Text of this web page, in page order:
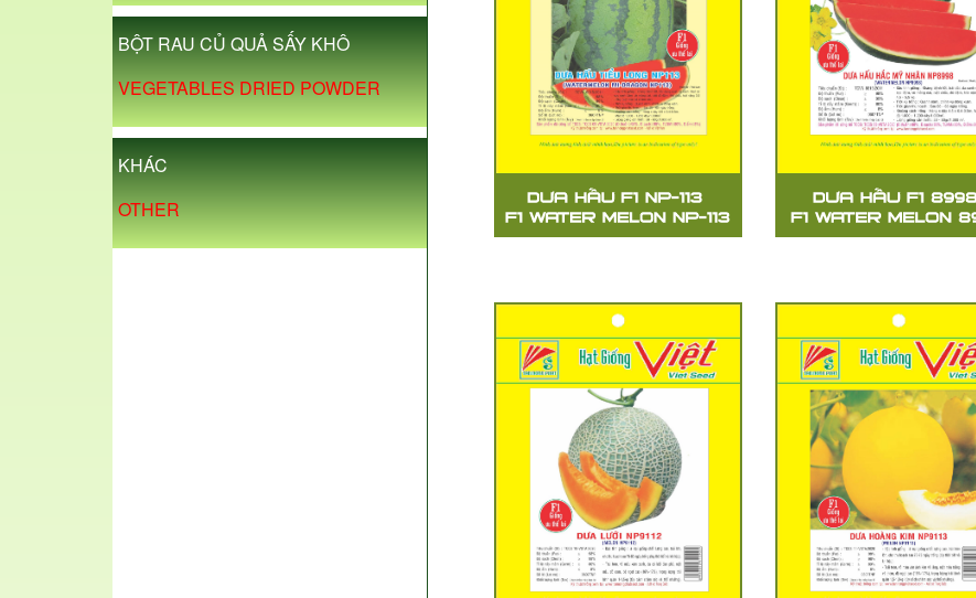
BỘT RAU CỦ QUẢ SẤY KHÔ
VEGETABLES DRIED POWDER
KHÁC
OTHER